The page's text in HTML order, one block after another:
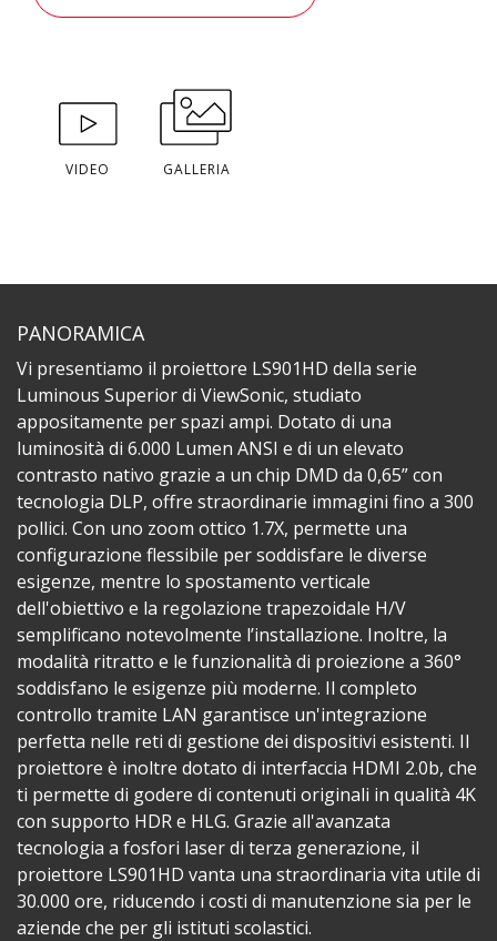
VIDEO GALLERIA
PANORAMICA
Vi presentiamo il proiettore LS901HD della serie
Luminous Superior di ViewSonic, studiato
appositamente per spazi ampi. Dotato di una
luminosità di 6.000 Lumen ANSI e di un elevato
contrasto nativo grazie a un chip DMD da 0,65” con
tecnologia DLP, offre straordinarie immagini fino a 300
pollici. Con uno zoom ottico 1.7X, permette una
configurazione flessibile per soddisfare le diverse
esigenze, mentre lo spostamento verticale
dell'obiettivo e la regolazione trapezoidale H/V
semplificano notevolmente l’installazione. Inoltre, la
modalità ritratto e le funzionalità di proiezione a 360°
soddisfano le esigenze più moderne. Il completo
controllo tramite LAN garantisce un'integrazione
perfetta nelle reti di gestione dei dispositivi esistenti. Il
proiettore è inoltre dotato di interfaccia HDMI 2.0b, che
ti permette di godere di contenuti originali in qualità 4K
con supporto HDR e HLG. Grazie all'avanzata
tecnologia a fosfori laser di terza generazione, il
proiettore LS901HD vanta una straordinaria vita utile di
30.000 ore, riducendo i costi di manutenzione sia per le
aziende che per gli istituti scolastici.